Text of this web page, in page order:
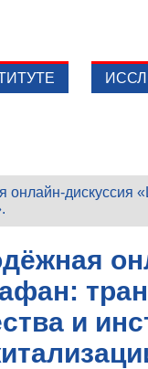
онлайн-дискуссия
и